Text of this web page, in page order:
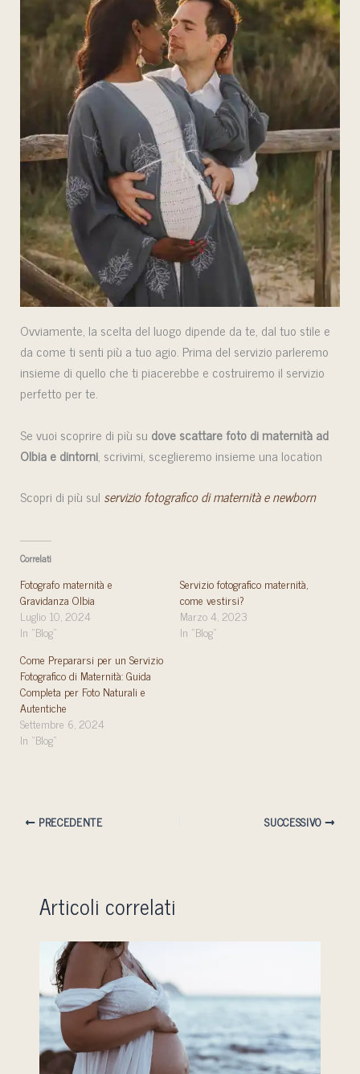
Ovviamente, la scelta del luogo dipende da te, dal tuo stile e
da come ti senti più a tuo agio. Prima del servizio parleremo
insieme di quello che ti piacerebbe e costruiremo il servizio
perfetto per te.
Se vuoi scoprire di più su dove scattare foto di maternità ad
Olbia e dintorni, scrivimi, sceglieremo insieme una location
Scopri di più sul servizio fotografico di maternità e newborn
Correlati
Fotografo maternità e
Gravidanza Olbia
Luglio 10, 2024
In "Blog"
Servizio fotografico maternità,
come vestirsi?
Marzo 4, 2023
In "Blog"
Come Prepararsi per un Servizio
Fotografico di Maternità: Guida
Completa per Foto Naturali e
Autentiche
Settembre 6, 2024
In "Blog"
PRECEDENTE SUCCESSIVO
Articoli correlati